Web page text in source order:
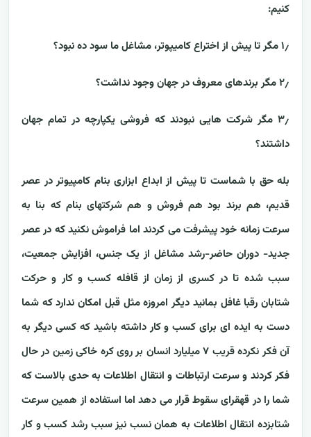
کنیم:
۱٫ مگر تا پیش از اختراع کامیپوتر، مشاغل ما سود ده نبود؟
۲٫ مگر برندهای معروف در جهان وجود نداشت؟
۳٫ مگر شرکت هایی نبودند که فروشی یکپارچه در تمام جهان
داشتند؟
بله حق با شماست تا پیش از ابداع ابزاری بنام کامپیوتر در عصر
قدیم، هم برند بود هم فروش و هم شرکتهای بنام که بنا به
سرعت زمانه خود پیشرفت می کردند اما فراموش نکنید که در عصر
جدید- دوران حاضر-رشد مشاغل از یک جنس، افزایش جمعیت،
سبب شده تا در کسری از زمان از قافله کسب و کار و حرکت
شتابان رقبا غافل بمانید دیگر امروزه مثل قبل امکان ندارد که شما
دست به ایده ای برای کسب و کار داشته باشید که کسی دیگر به
آن فکر نکرده قریب ۷ میلیارد انسان بر روی کره خاکی زمین در حال
فکر کردند و سرعت ارتباطات و انتقال اطلاعات به حدی بالاست که
شما را در قهقرای سقوط قرار می دهد اما استفاده از همین سرعت
شتابزده انتقال اطلاعات به همان نسب نیز سبب رشد کسب و کار